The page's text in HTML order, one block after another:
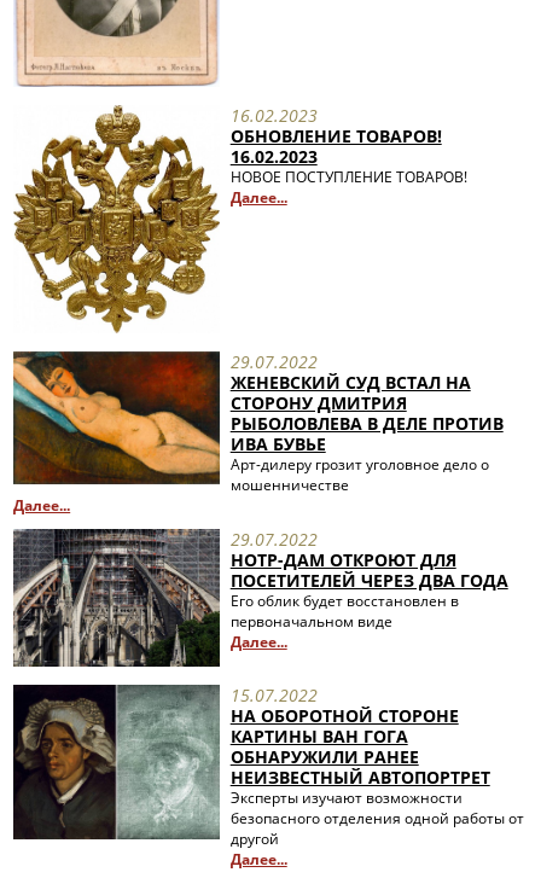
16.02.2023
ОБНОВЛЕНИЕ ТОВАРОВ!
16.02.2023
НОВОЕ ПОСТУПЛЕНИЕ ТОВАРОВ!
Далее...
29.07.2022
ЖЕНЕВСКИЙ СУД ВСТАЛ НА
СТОРОНУ ДМИТРИЯ
РЫБОЛОВЛЕВА В ДЕЛЕ ПРОТИВ
ИВА БУВЬЕ
Арт-дилеру грозит уголовное дело о
мошенничестве
Далее...
29.07.2022
НОТР-ДАМ ОТКРОЮТ ДЛЯ
ПОСЕТИТЕЛЕЙ ЧЕРЕЗ ДВА ГОДА
Его облик будет восстановлен в
первоначальном виде
Далее...
15.07.2022
НА ОБОРОТНОЙ СТОРОНЕ
КАРТИНЫ ВАН ГОГА
ОБНАРУЖИЛИ РАНЕЕ
НЕИЗВЕСТНЫЙ АВТОПОРТРЕТ
Эксперты изучают возможности
безопасного отделения одной работы от
другой
Далее...